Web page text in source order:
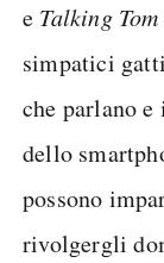
e Talking Tom
simpatici
che parlano
dello
possono
rivolgergli